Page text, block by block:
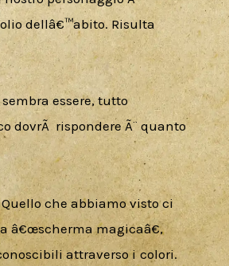
dellâ€™abito. Risulta
essere, tutto
dovrÃ  rispondere Ã¨ quanto
che abbiamo visto ci
â€œscherma magicaâ€,
attraverso i colori.